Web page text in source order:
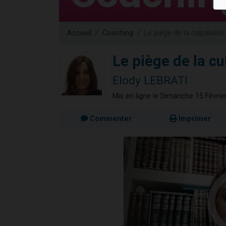
61
Il reste
Nathaniel
4
Accueil Coaching
Le piège de la
Elody LEBRATI
Mis en ligne le Dimanche 15
Commenter Imprimer